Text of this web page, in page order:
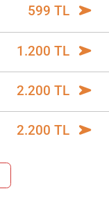
599 TL
1.200 TL
2.200 TL
2.200 TL